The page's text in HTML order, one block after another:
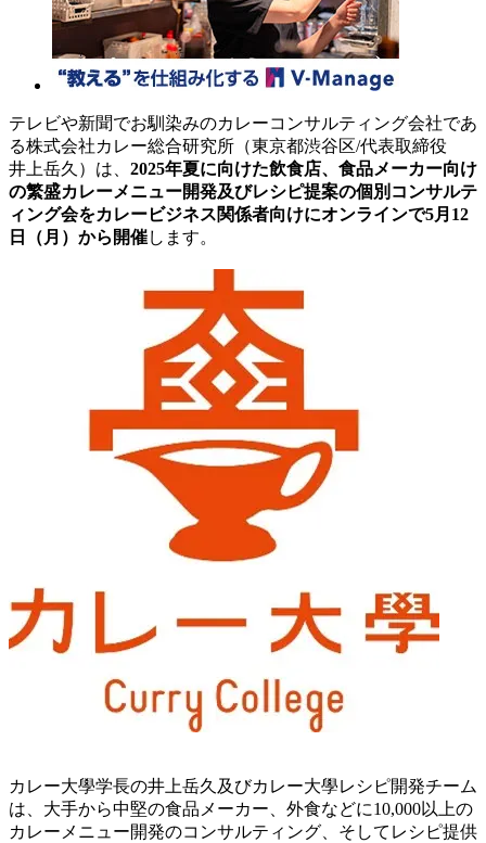
テレビや新聞でお馴染みのカレーコンサルティング会社であ
る株式会社カレー総合研究所（東京都渋谷区/代表取締役
井上岳久）は、 2025年夏に向けた飲食店、食品メーカー向け
の繁盛カレーメニュー開発及びレシピ提案の個別コンサルテ
ィング会をカレービジネス関係者向けにオンラインで5月12
日（月）から開催します。
カレー大學学長の井上岳久及びカレー大學レシピ開発チーム
は、大手から中堅の食品メーカー、外食などに10,000以上の
カレーメニュー開発のコンサルティング、そしてレシピ提供